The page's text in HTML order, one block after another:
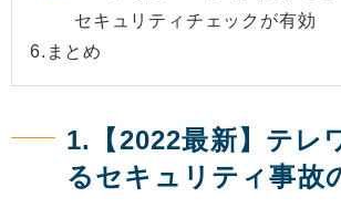
セキュリティチェックが有効
6.まとめ
1.【2022最新】テレ
るセキュリティ事故